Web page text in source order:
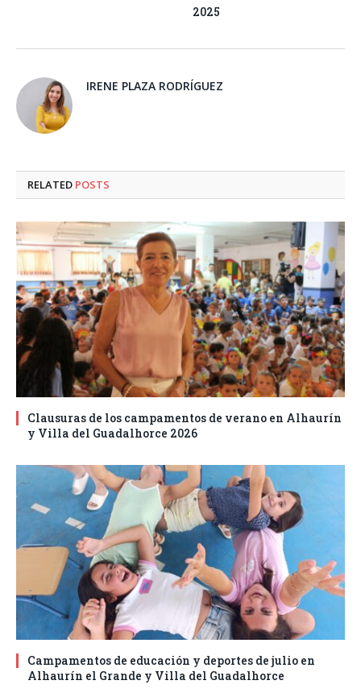
2025
IRENE PLAZA RODRÍGUEZ
RELATED POSTS
Clausuras de los campamentos de verano en Alhaurín
y Villa del Guadalhorce 2026
Campamentos de educación y deportes de julio en
Alhaurín el Grande y Villa del Guadalhorce